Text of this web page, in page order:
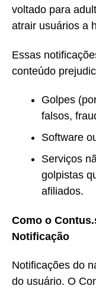
voltado para
atrair usuários a
Essas
conteúdo
Golpes
falsos,
Software
Serviços
golpistas
afiliados.
Como o
Notificação
Notificações do
do usuário. O